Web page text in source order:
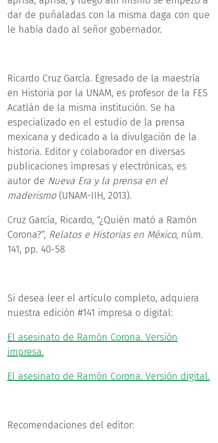
dar de puñaladas con la misma daga con que
le había dado al señor gobernador.
Ricardo Cruz García. Egresado de la maestría
en Historia por la UNAM, es profesor de la FES
Acatlán de la misma institución. Se ha
especializado en el estudio de la prensa
mexicana y dedicado a la divulgación de la
historia. Editor y colaborador en diversas
publicaciones impresas y electrónicas, es
autor de Nueva Era y la prensa en el
maderismo(UNAM-IIH, 2013).
Cruz García, Ricardo, “¿Quién mató a Ramón
Corona?”, Relatos e Historias en México, núm.
141, pp. 40-58
Si desea leer el artículo completo, adquiera
nuestra edición #141 impresa o digital:
El asesinato de Ramón Corona. Versión
impresa.
El asesinato de Ramón Corona. Versión digital.
Recomendaciones del editor: